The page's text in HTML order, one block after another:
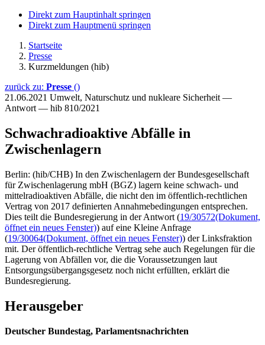
Direkt zum Hauptinhalt springen
Direkt zum Hauptmenü springen
Startseite
Presse
Kurzmeldungen (hib)
zurück zu: Presse ()
21.06.2021 Umwelt, Naturschutz und nukleare Sicherheit —
Antwort — hib 810/2021
Schwachradioaktive Abfälle in
Zwischenlagern
Berlin: (hib/CHB) In den Zwischenlagern der Bundesgesellschaft
für Zwischenlagerung mbH (BGZ) lagern keine schwach- und
mittelradioaktiven Abfälle, die nicht den im öffentlich-rechtlichen
Vertrag von 2017 definierten Annahmebedingungen entsprechen.
Dies teilt die Bundesregierung in der Antwort (19/30572(Dokument,
öffnet ein neues Fenster)) auf eine Kleine Anfrage
(19/30064(Dokument, öffnet ein neues Fenster)) der Linksfraktion
mit. Der öffentlich-rechtliche Vertrag sehe auch Regelungen für die
Lagerung von Abfällen vor, die die Voraussetzungen laut
Entsorgungsübergangsgesetz noch nicht erfüllten, erklärt die
Bundesregierung.
Herausgeber
Deutscher Bundestag, Parlamentsnachrichten